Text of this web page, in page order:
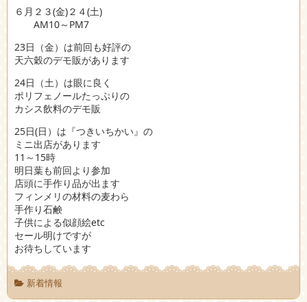
６月２３(金)２４(土)
AM10～PM7
23日（金）は前回も好評の
天六穀のデモ販があります
24日（土）は眼に良く
ポリフェノールたっぷりの
カシス飲料のデモ販
25日(日）は『つきいちかい』の
ミニ出店があります
11～15時
明日葉も前回より参加
店頭に手作り品が出ます
フィンメリの材料の麦わら
手作り石鹸
子供による似顔絵etc
セール明けですが
お待ちしています
新着情報